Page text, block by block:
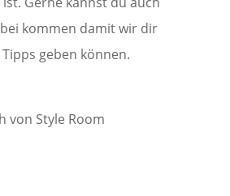
kommen damit wir dir
geben können.
von Style Room